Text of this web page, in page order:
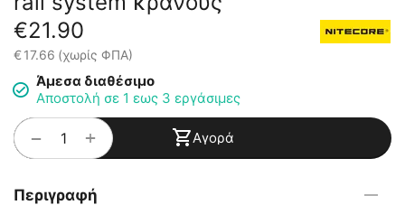
€21.90
€17.66 (χωρίς ΦΠΑ)
Άμεσα διαθέσιμο
Αποστολή σε 1 εως 3 εργάσιμες
+
− Αγορά
Περιγραφή